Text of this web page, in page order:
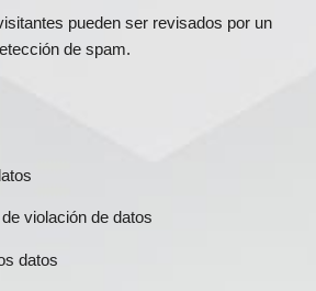
pueden ser revisados por un
de spam.
violación de datos
datos